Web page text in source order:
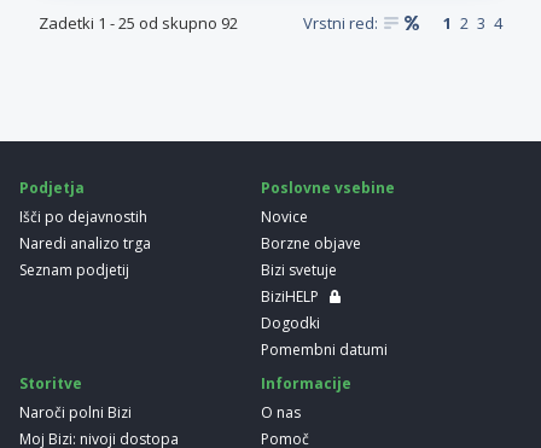
Zadetki 1 -25 od skupno 92 Vrstni red: 1 2 3 4
Podjetja
Išči po dejavnostih
Naredi analizo trga
Seznam podjetij
Poslovne vsebine
Novice
Borzne objave
Bizi svetuje
BiziHELP
Dogodki
Pomembni datumi
Storitve
Naroči polni Bizi
Moj Bizi: nivoji dostopa
Informacije
O nas
Pomoč